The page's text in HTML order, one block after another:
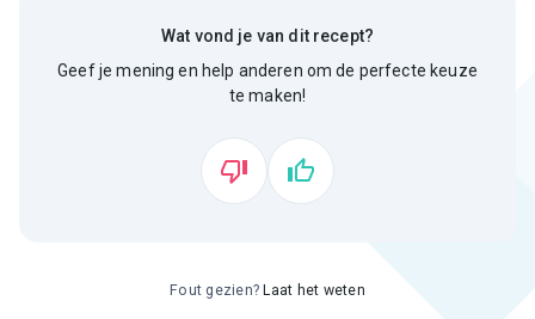
Wat vond je van dit recept?
Geef je mening en help anderen om de perfecte keuze
te maken!
Fout gezien? Laat het weten